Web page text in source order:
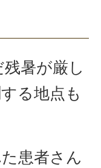
暑が厳し
る地点も
患者さん